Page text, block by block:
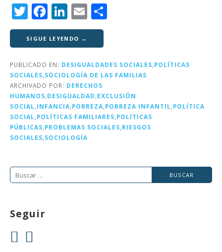
T
w
it
te
r
F
a
c
e
b
o
o
k
Li
n
k
e
dI
n
E
m
ai
l p
a
rt
ir
SIGUE LEYENDO →
PUBLICADO EN: DESIGUALDADES SOCIALES POLÍTICAS
SOCIALES SOCIOLOGÍA DE LAS FAMILIAS
ARCHIVADO POR: DERECHOS
HUMANOS DESIGUALDAD EXCLUSIÓN
SOCIAL INFANCIA POBREZA POBREZA INFANTIL POLÍTICA
SOCIAL POLÍTICAS FAMILIARES POLÍTICAS
PÚBLICAS PROBLEMAS SOCIALES RIESGOS
SOCIALES SOCIOLOGÍA
Buscar:
Seguir